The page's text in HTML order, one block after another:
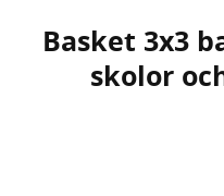
Basket 3x3
skolor